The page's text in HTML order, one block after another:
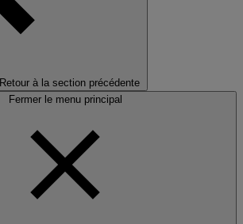
Retour à la section précédente
Fermer le menu principal